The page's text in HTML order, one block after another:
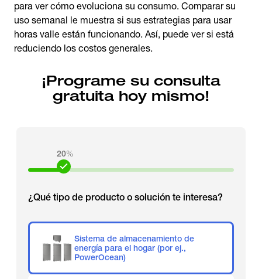
para ver cómo evoluciona su consumo. Comparar su
uso semanal le muestra si sus estrategias para usar
horas valle están funcionando. Así, puede ver si está
reduciendo los costos generales.
¡Programe su consulta
gratuita hoy mismo!
20%
¿Qué tipo de producto o solución te interesa?
Sistema de almacenamiento de
energía para el hogar (por ej.,
PowerOcean)